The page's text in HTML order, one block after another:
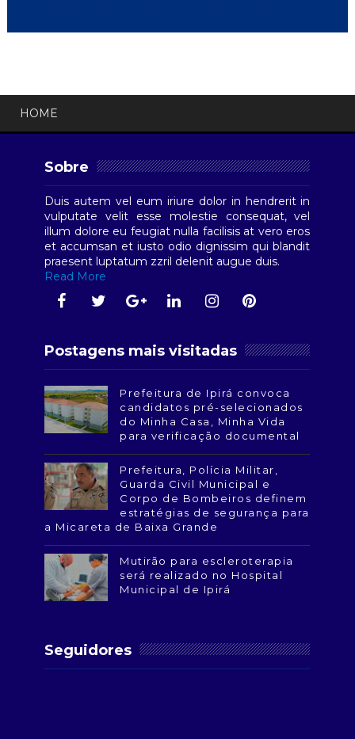
HOME
Sobre
Duis autem vel eum iriure dolor in hendrerit in
vulputate velit esse molestie consequat, vel
illum dolore eu feugiat nulla facilisis at vero eros
et accumsan et iusto odio dignissim qui blandit
praesent luptatum zzril delenit augue duis.
Read More
Postagens mais visitadas
Prefeitura de Ipirá convoca
candidatos pré-selecionados
do Minha Casa, Minha Vida
para verificação documental
Prefeitura, Polícia Militar,
Guarda Civil Municipal e
Corpo de Bombeiros definem
estratégias de segurança para
a Micareta de Baixa Grande
Mutirão para escleroterapia
será realizado no Hospital
Municipal de Ipirá
Seguidores